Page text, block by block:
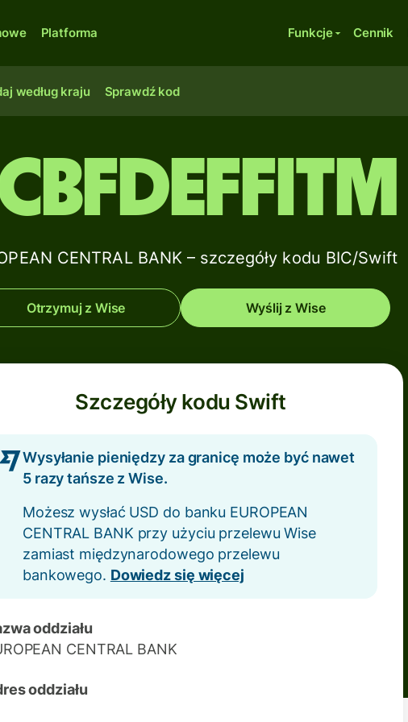
Platforma Funkcje Cennik
według kraju Sprawdź kod
CENTRAL BANK – szczegóły kodu BIC/Swift
Otrzymuj z Wise Wyślij z Wise
Szczegóły kodu Swift
Wysyłanie pieniędzy za granicę może być nawet
5 razy tańsze z Wise.
Możesz wysłać USD do banku EUROPEAN
CENTRAL BANK przy użyciu przelewu Wise
zamiast międzynarodowego przelewu
bankowego. Dowiedz się więcej
oddziału
CENTRAL BANK
oddziału